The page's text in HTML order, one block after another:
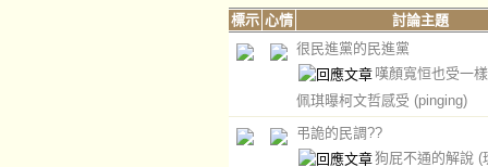
標示 心情
討論主題
很民進黨的民進黨
嘆顏寬恒也受一
佩琪曝柯文哲感受 (pinging)
弔詭的民調??
狗屁不通的解說 (